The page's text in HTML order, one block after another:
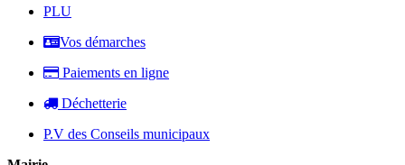
PLU
Vos démarches
Paiements en ligne
Déchetterie
P.V des Conseils municipaux